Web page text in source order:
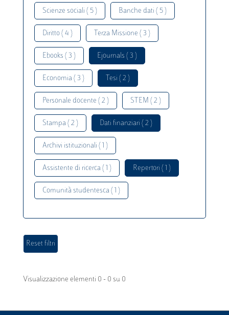
Scienze sociali ( 5 ) Banche dati ( 5 )
Diritto ( 4 ) Terza Missione ( 3 )
Ebooks ( 3 ) Ejournals ( 3 )
Economia ( 3 ) Tesi ( 2 )
Personale docente ( 2 ) STEM ( 2 )
Stampa ( 2 ) Dati finanziari ( 2 )
Archivi istituzionali ( 1 )
Assistente di ricerca ( 1 ) Repertori ( 1 )
Comunità studentesca ( 1 )
Visualizzazione elementi 0 - 0 su 0